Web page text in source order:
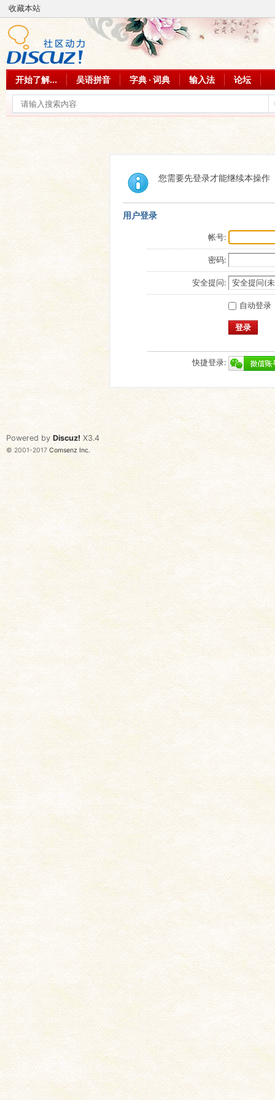
收藏本站
开始了解... 吴语拼音 字典 · 词典 输入法 论坛
您需要先登录才能继续本操作
用户登录
帐号:
密码:
安全提问:
自动登录
登录
快捷登录:
Powered by Discuz! X3.4
© 2001-2017 Comsenz Inc.